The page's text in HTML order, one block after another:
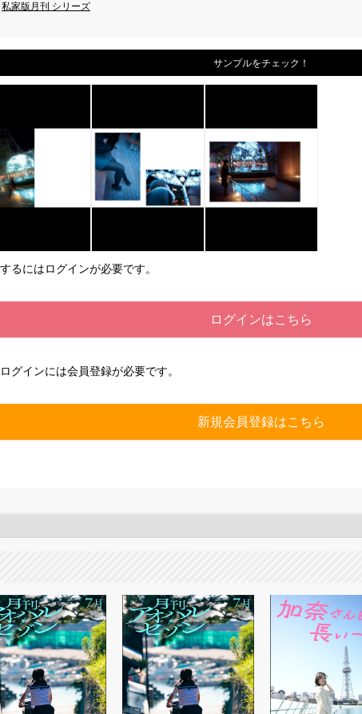
私家版月刊 シリーズ
サンプルをチェック！
るにはログインが必要です。
ログインはこちら
グインには会員登録が必要です。
新規会員登録はこちら